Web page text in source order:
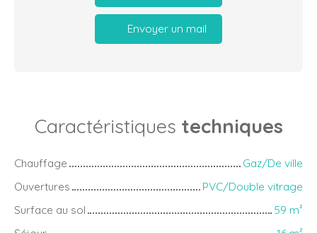
Envoyer un mail
Caractéristiques techniques
Chauffage
Gaz/De ville
Ouvertures
PVC/Double vitrage
Surface au sol
59 m²